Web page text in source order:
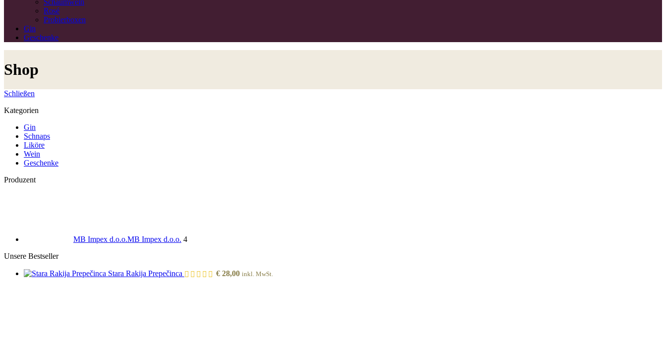
Rosé
Probierboxen
Gin
Geschenke
Shop
Schließen
Kategorien
Gin
Schnaps
Liköre
Wein
Geschenke
Produzent
MB Impex d.o.o.MB Impex d.o.o. 4
Unsere Bestseller
Stara Rakija Prepečinca € 28,00 inkl. MwSt.